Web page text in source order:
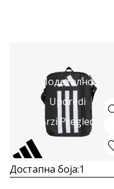
Подетално
Uporedi
Brzi Pregled
Достапна боја:1